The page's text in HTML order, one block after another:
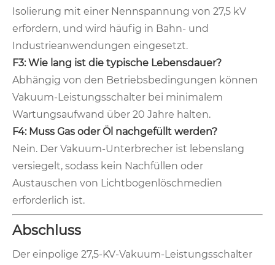
Isolierung mit einer Nennspannung von 27,5 kV
erfordern, und wird häufig in Bahn- und
Industrieanwendungen eingesetzt.
F3: Wie lang ist die typische Lebensdauer?
Abhängig von den Betriebsbedingungen können
Vakuum-Leistungsschalter bei minimalem
Wartungsaufwand über 20 Jahre halten.
F4: Muss Gas oder Öl nachgefüllt werden?
Nein. Der Vakuum-Unterbrecher ist lebenslang
versiegelt, sodass kein Nachfüllen oder
Austauschen von Lichtbogenlöschmedien
erforderlich ist.
Abschluss
Der einpolige 27,5-KV-Vakuum-Leistungsschalter